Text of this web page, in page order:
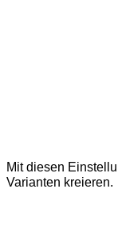
Mit diesen
Varianten kreieren.